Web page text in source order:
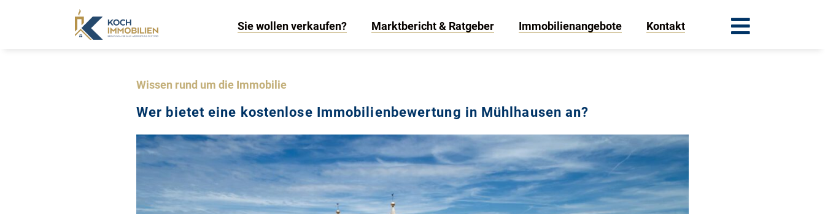
Sie wollen verkaufen? Marktbericht & Ratgeber Immobilienangebote Kontakt
Wissen rund um die Immobilie
Wer bietet eine kostenlose Immobilienbewertung in Mühlhausen an?